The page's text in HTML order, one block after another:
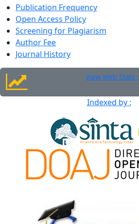
Publication Frequency
Open Access Policy
Screening for Plagiarism
Author Fee
Journal History
View Web Stats :
Indexed by :